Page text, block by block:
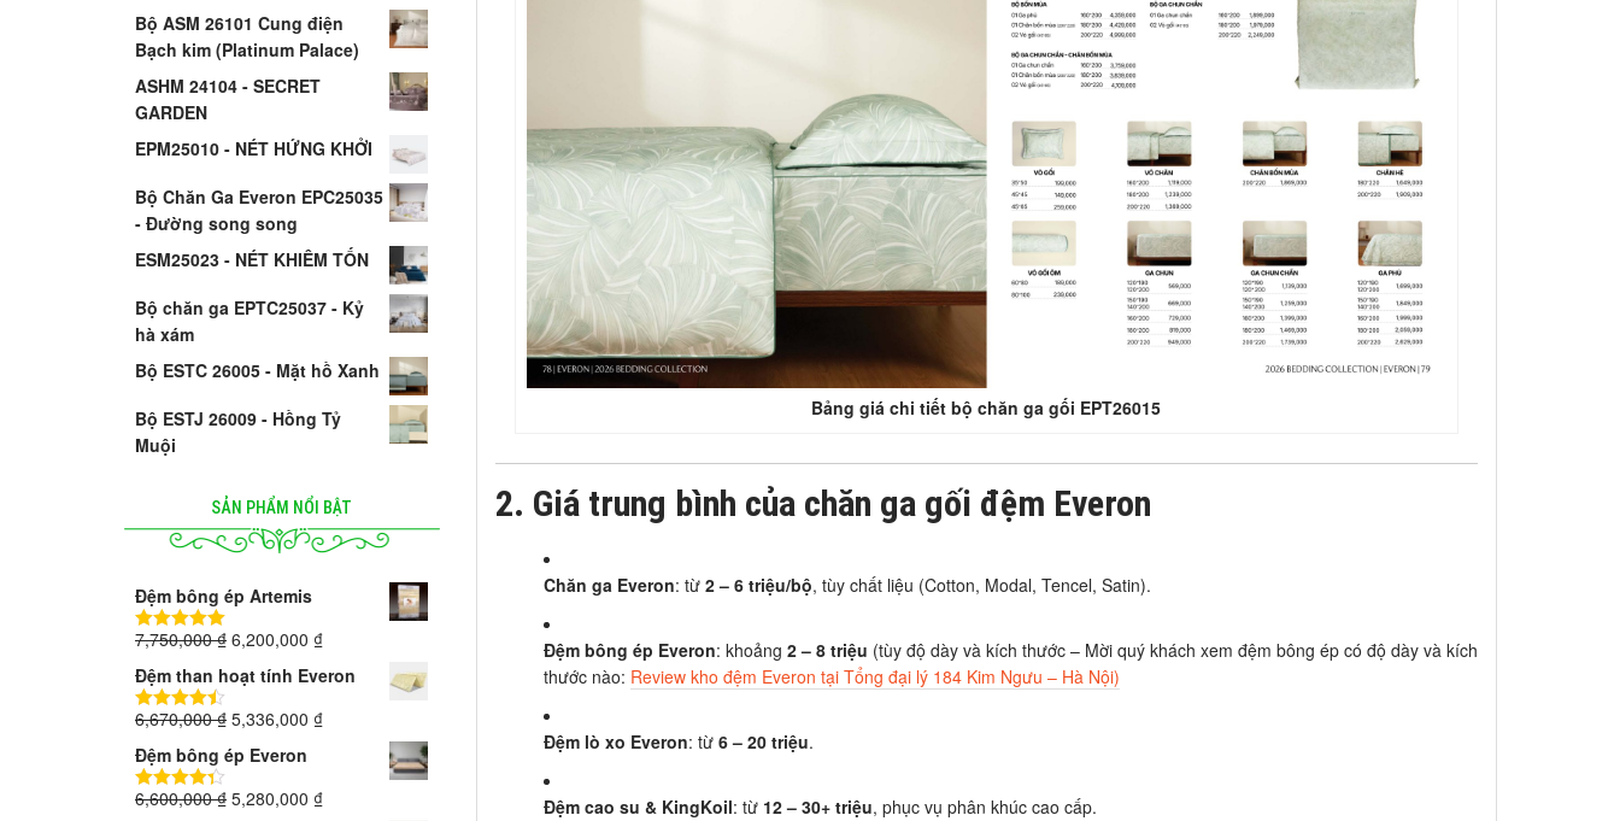
Bộ ASM 26101 Cung điện
Bạch kim (Platinum Palace)
ASHM 24104 - SECRET
GARDEN
EPM25010 - NÉT HỨNG KHỞI
Bộ Chăn Ga Everon EPC25035
- Đường song song
ESM25023 - NÉT KHIÊM TỐN
Bộ chăn ga EPTC25037 - Kỷ
hà xám
Bộ ESTC 26005 - Mặt hồ Xanh
Bộ ESTJ 26009 - Hồng Tỷ
Muội
SẢN PHẨM NỔI BẬT
Đệm bông ép Artemis
5.00trên 5
7,750,000₫ 6,200,000 ₫
Đệm than hoạt tính Everon
4.40trên 5
6,670,000₫ 5,336,000 ₫
Đệm bông ép Everon
4.33trên 5
6,600,000₫ 5,280,000 ₫
Bảng giá chi tiết bộ chăn ga gối EPT26015
2. Giá trung bình của chăn ga gối đệm Everon
Chăn ga Everon: từ 2 – 6 triệu/bộ, tùy chất liệu (Cotton, Modal, Tencel, Satin).
Đệm bông ép Everon: khoảng 2 – 8 triệu (tùy độ dày và kích thước – Mời quý khách xem đệm bông ép có độ dày và kích
thước nào: Review kho đệm Everon tại Tổng đại lý 184 Kim Ngưu – Hà Nội)
Đệm lò xo Everon: từ 6 – 20 triệu.
Đệm cao su & KingKoil: từ 12 – 30+ triệu, phục vụ phân khúc cao cấp.